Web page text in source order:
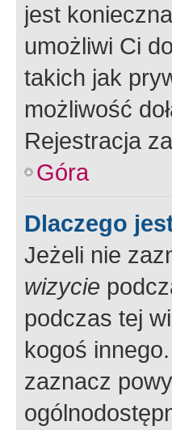
jest
umożliwi Ci
takich jak
możliwość
Rejestracja
Góra
Dlaczego
Jeżeli nie
wizycie
podczas tej
kogoś
zaznacz